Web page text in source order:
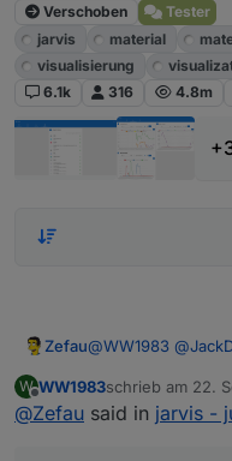
Verschoben
Tester
jarvis
material
visualisierung
6.1k
316 4.8m
Zefau@WW1983 @
hab jetzt auch
W
Offline
WW1983schrieb am 22.
zuletzt editiert
@Zefau said in jarvis -